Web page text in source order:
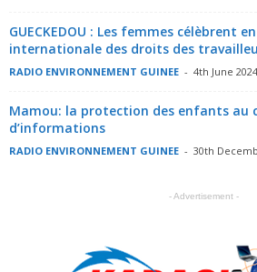
GUECKEDOU : Les femmes célèbrent
internationale des droits des
RADIO ENVIRONNEMENT GUINEE - 4th June 2024
Mamou: la protection des enfants au
d’informations
RADIO ENVIRONNEMENT GUINEE - 30th
- Advertisement -